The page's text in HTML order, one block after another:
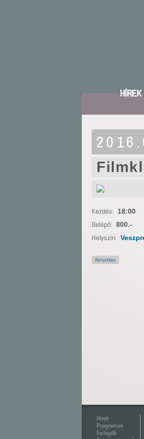
HÍREK
Kezdés: 18:00
Belépő: 800.-
Helyszín:
filmvetítés
Hírek
Programok
Fellépők